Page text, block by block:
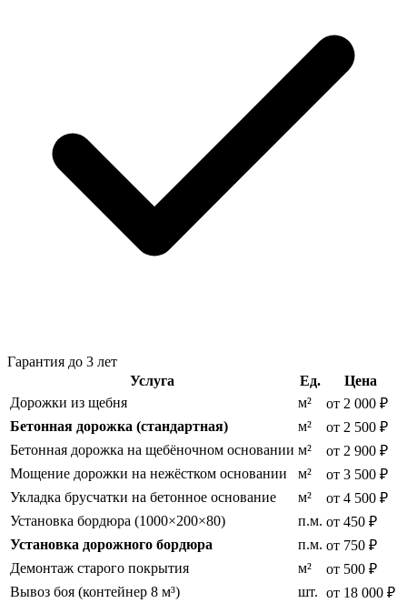
Гарантия до 3 лет
Услуга
Ед.
Цена
Дорожки из щебня
м²
от 2 000 ₽
Бетонная дорожка (стандартная)
м²
от 2 500 ₽
Бетонная дорожка на щебёночном основании м²
от 2 900 ₽
Мощение дорожки на нежёстком основании
м²
от 3 500 ₽
Укладка брусчатки на бетонное основание
м²
от 4 500 ₽
Установка бордюра (1000×200×80)
п.м. от 450 ₽
Установка дорожного бордюра
п.м. от 750 ₽
Демонтаж старого покрытия
м²
от 500 ₽
Вывоз боя (контейнер 8 м³)
шт. от 18 000 ₽